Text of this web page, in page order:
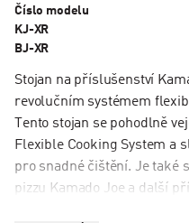
Číslo modelu
KJ-XR
BJ-XR
Stojan na příslušenství
revolučním systémem
Tento stojan se pohodlně
Flexible Cooking System a
pro snadné čištění. Je také
pizzu Kamado Joe a další